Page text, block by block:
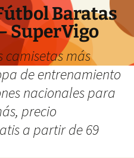
Baratas
SuperVigo
camisetas más
de entrenamiento
nacionales para
precio
a partir de 69